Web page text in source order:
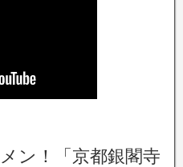
ン！「京都銀閣寺